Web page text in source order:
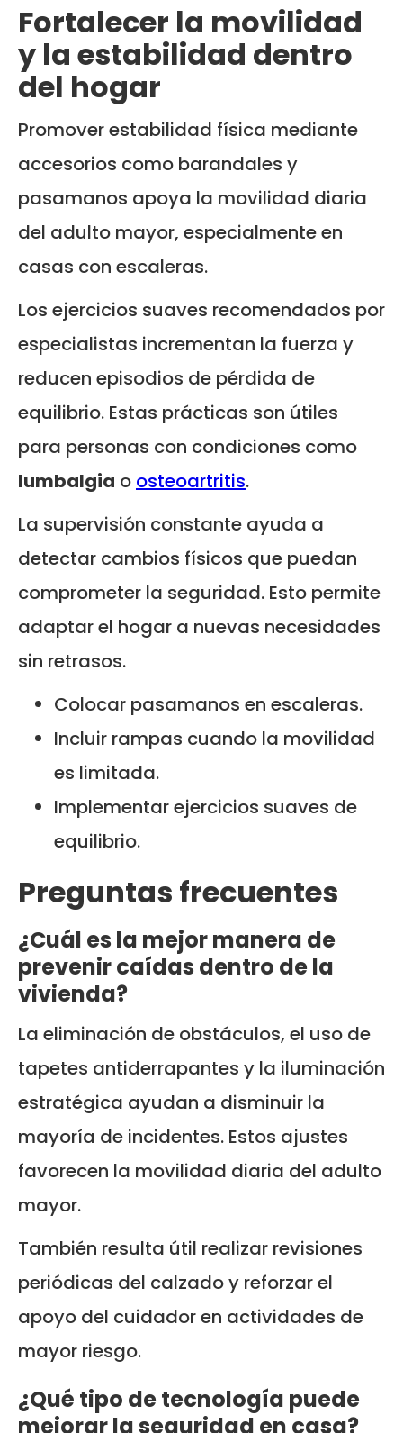
Fortalecer la movilidad
y la estabilidad dentro
del hogar
Promover estabilidad física mediante
accesorios como barandales y
pasamanos apoya la movilidad diaria
del adulto mayor, especialmente en
casas con escaleras.
Los ejercicios suaves recomendados por
especialistas incrementan la fuerza y
reducen episodios de pérdida de
equilibrio. Estas prácticas son útiles
para personas con condiciones como
lumbalgia o osteoartritis.
La supervisión constante ayuda a
detectar cambios físicos que puedan
comprometer la seguridad. Esto permite
adaptar el hogar a nuevas necesidades
sin retrasos.
Colocar pasamanos en escaleras.
Incluir rampas cuando la movilidad
es limitada.
Implementar ejercicios suaves de
equilibrio.
Preguntas frecuentes
¿Cuál es la mejor manera de
prevenir caídas dentro de la
vivienda?
La eliminación de obstáculos, el uso de
tapetes antiderrapantes y la iluminación
estratégica ayudan a disminuir la
mayoría de incidentes. Estos ajustes
favorecen la movilidad diaria del adulto
mayor.
También resulta útil realizar revisiones
periódicas del calzado y reforzar el
apoyo del cuidador en actividades de
mayor riesgo.
¿Qué tipo de tecnología puede
mejorar la seguridad en casa?